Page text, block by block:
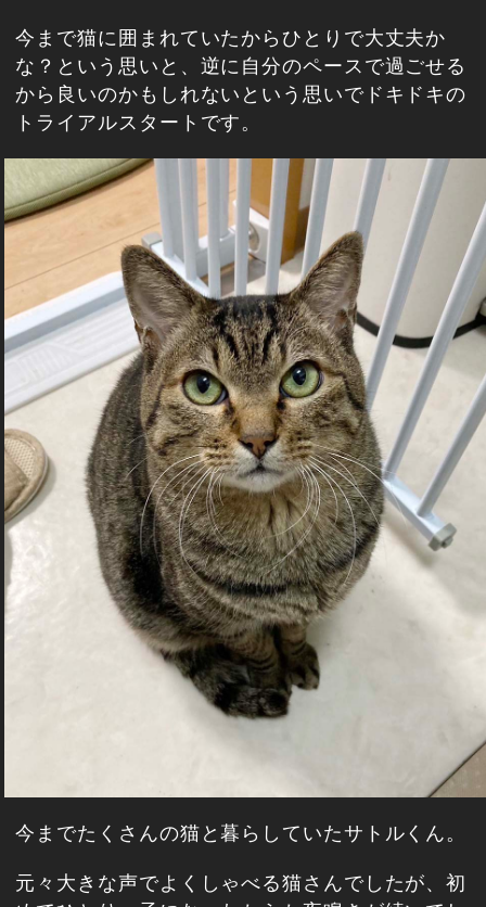
今まで猫に囲まれていたからひとりで大丈夫か
な？という思いと、逆に自分のペースで過ごせる
から良いのかもしれないという思いでドキドキの
トライアルスタートです。
今までたくさんの猫と暮らしていたサトルくん。
元々大きな声でよくしゃべる猫さんでしたが、初